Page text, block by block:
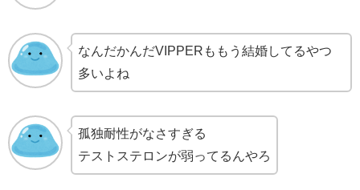
なんだかんだVIPPERももう結婚してるやつ
多いよね
孤独耐性がなさすぎる
テストステロンが弱ってるんやろ